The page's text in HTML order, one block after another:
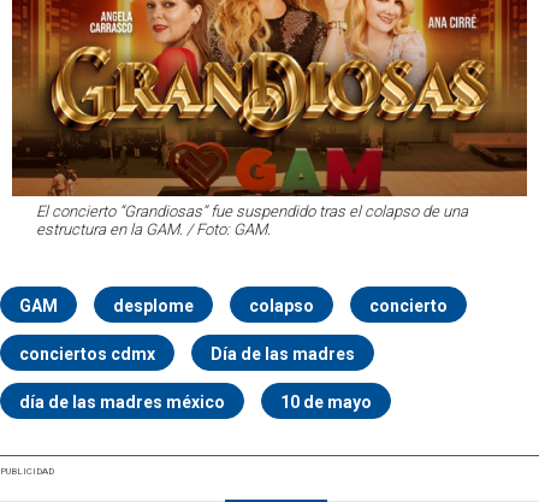
El concierto “Grandiosas” fue suspendido tras el colapso de una
estructura en la GAM. / Foto: GAM.
GAM desplome colapso concierto
conciertos cdmx Día de las madres
día de las madres méxico 10 de mayo
PUBLICIDAD